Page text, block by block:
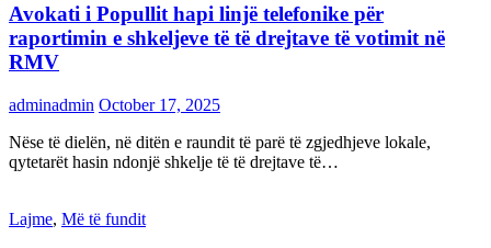
Avokati i Popullit hapi linjë telefonike për
raportimin e shkeljeve të të drejtave të votimit në
RMV
adminadmin October 17, 2025
Nëse të dielën, në ditën e raundit të parë të zgjedhjeve lokale,
qytetarët hasin ndonjë shkelje të të drejtave të…
Lajme, Më të fundit